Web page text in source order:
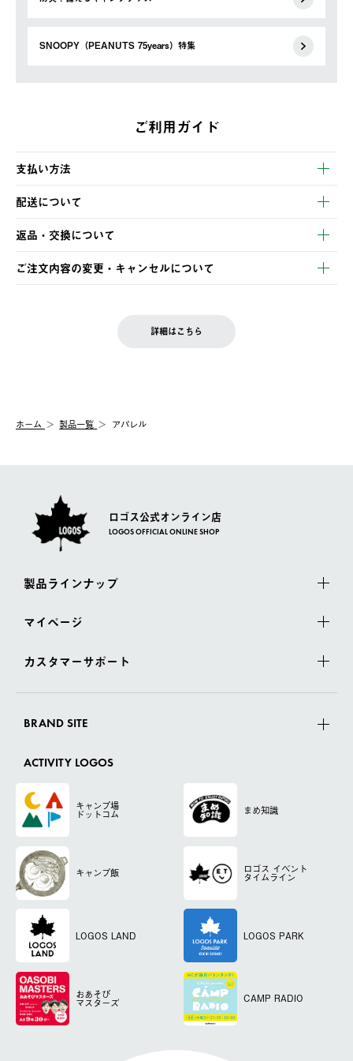
SNOOPY（PEANUTS 75years）特集
ご利用ガイド
支払い方法
以下のいずれかの方法でお支払いいただけます。
・クレジットカード決済
・コンビニ決済
・Pay-easy決済
配送について
【発送スケジュール】
ご注文・ご入金完了より2営業日以内に商品を発送いたします。
土日祝の発送はございませんので、木曜日以降のご注文は週明け
の発送となる場合がございます。
【配送業者】
佐川急便にて配送されます。
返品・交換について
※お客様都合の場合
お客様都合の返品にかかる送料は、お客様ご負担とさせていただ
む）は受け付けておりません。
一度お手元の商品を返品いただき、ご希望商品を再注文してくだ
ご注文内容の変更・キャンセルについて
LOGOS FAMILY会員の方は、会員マイページ内 購入履歴画面に
詳細はこちら
ホーム 製品一覧 アパレル
ロゴス公式オンライン店
LOGOS OFFICIAL ONLINE SHOP
製品ラインナップ
マイページ
カスタマーサポート
BRAND SITE
ACTIVITY LOGOS
キャンプ場
ドットコム まめ知識
キャンプ飯 ロゴス イベント
タイムライン
LOGOS LAND LOGOS PARK
おあそび
マスターズ CAMP RADIO